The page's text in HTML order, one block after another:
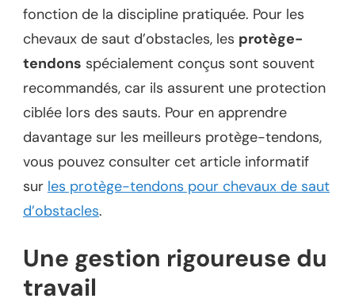
fonction de la discipline pratiquée. Pour les
chevaux de saut d’obstacles, les protège-
tendons spécialement conçus sont souvent
recommandés, car ils assurent une protection
ciblée lors des sauts. Pour en apprendre
davantage sur les meilleurs protège-tendons,
vous pouvez consulter cet article informatif
sur les protège-tendons pour chevaux de saut
d’obstacles.
Une gestion rigoureuse du
travail